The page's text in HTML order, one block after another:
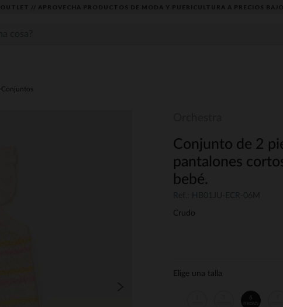
OUTLET // APROVECHA PRODUCTOS DE MODA Y PUERICULTURA A PRECIOS
Conjuntos
Conjunto de 2
pantalones
bebé.
Crudo
Elige una talla
6
meses